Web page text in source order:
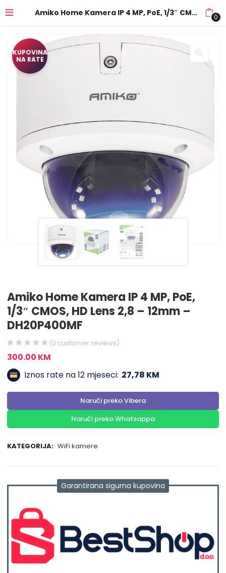
Amiko Home Kamera IP 4 MP, PoE, 1/3″ CMOS, HD Lens 2,8 – 12mm – DH20P400MF 0
KUPOVINA
NA RATE
Amiko Home Kamera IP 4 MP, PoE,
1/3″ CMOS, HD Lens 2,8 – 12mm –
DH20P400MF
(0 customer reviews)
300.00 KM
Iznos rate na 12 mjeseci: 27,78 KM
Naruči preko Vibera
Naruči preko Whatsappa
KATEGORIJA: WiFi kamere
Garantirana sigurna kupovina